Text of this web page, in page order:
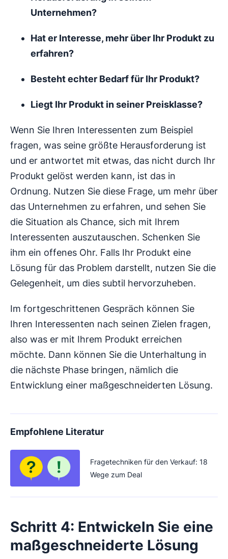
Unternehmen?
Hat er Interesse, mehr über Ihr Produkt zu
erfahren?
Besteht echter Bedarf für Ihr Produkt?
Liegt Ihr Produkt in seiner Preisklasse?
Wenn Sie Ihren Interessenten zum Beispiel
fragen, was seine größte Herausforderung ist
und er antwortet mit etwas, das nicht durch Ihr
Produkt gelöst werden kann, ist das in
Ordnung. Nutzen Sie diese Frage, um mehr über
das Unternehmen zu erfahren, und sehen Sie
die Situation als Chance, sich mit Ihrem
Interessenten auszutauschen. Schenken Sie
ihm ein offenes Ohr. Falls Ihr Produkt eine
Lösung für das Problem darstellt, nutzen Sie die
Gelegenheit, um dies subtil hervorzuheben.
Im fortgeschrittenen Gespräch können Sie
Ihren Interessenten nach seinen Zielen fragen,
also was er mit Ihrem Produkt erreichen
möchte. Dann können Sie die Unterhaltung in
die nächste Phase bringen, nämlich die
Entwicklung einer maßgeschneiderten Lösung.
Empfohlene Literatur
Fragetechniken für den Verkauf: 18
Wege zum Deal
Schritt 4: Entwickeln Sie eine
maßgeschneiderte Lösung